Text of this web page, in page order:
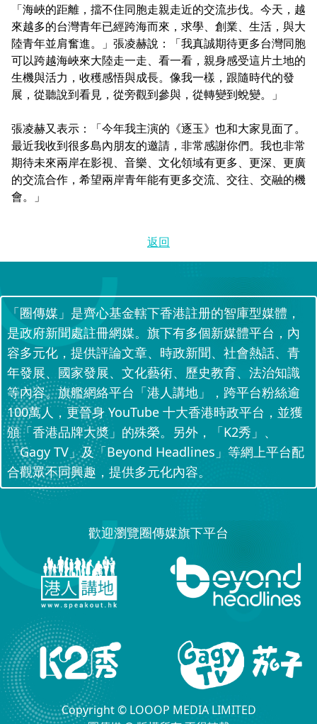
「海峽的距離，擋不住同胞走親走近的交流步伐。今天，越
來越多的台灣青年已經跨海而來，求學、創業、生活，與大
陸青年並肩奮進。」張凌赫說：「我真誠期待更多台灣同胞
可以跨越海峽來大陸走一走、看一看，親身感受這片土地的
生機與活力，收穫感悟與成長。像我一樣，跟隨時代的發
展，從聽說到看見，從旁觀到參與，從轉變到蛻變。」
張凌赫又表示：「今年我主演的《逐玉》也和大家見面了。
最近我收到很多島內朋友的邀請，非常感謝你們。我也非常
期待未來兩岸在影視、音樂、文化領域有更多、更深、更廣
的交流合作，希望兩岸青年能有更多交流、交往、交融的機
會。」
返回
「圈傳媒」是齊心基金轄下香港註册的智庫型媒體，
是政府新聞處註冊網媒。旗下有多個新媒體平台，內
容多元化，提供評論文章、時政新聞、社會熱話、青
年發展、國家發展、文化藝術、歷史教育、法治知識
等內容。旗艦網絡平台「港人講地」，跨平台粉絲逾
100萬人，更晉身 YouTube 十大香港時政平台，並獲
頒「香港品牌大奬」的殊榮。另外，「K2秀」、
「Gagy TV」及「Beyond Headlines」等網上平台配
合觀眾不同興趣，提供多元化內容。
歡迎瀏覽圈傳媒旗下平台
Copyright © LOOOP MEDIA LIMITED